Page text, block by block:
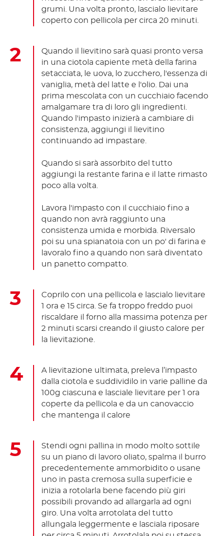
grumi. Una volta pronto, lascialo lievitare
coperto con pellicola per circa 20 minuti.
Quando il lievitino sarà quasi pronto versa
in una ciotola capiente metà della farina
setacciata, le uova, lo zucchero, l'essenza di
vaniglia, metà del latte e l'olio. Dai una
prima mescolata con un cucchiaio facendo
amalgamare tra di loro gli ingredienti.
Quando l'impasto inizierà a cambiare di
consistenza, aggiungi il lievitino
continuando ad impastare.
Quando si sarà assorbito del tutto
aggiungi la restante farina e il latte rimasto
poco alla volta.
Lavora l'impasto con il cucchiaio fino a
quando non avrà raggiunto una
consistenza umida e morbida. Riversalo
poi su una spianatoia con un po' di farina e
lavoralo fino a quando non sarà diventato
un panetto compatto.
Coprilo con una pellicola e lascialo lievitare
1 ora e 15 circa. Se fa troppo freddo puoi
riscaldare il forno alla massima potenza per
2 minuti scarsi creando il giusto calore per
la lievitazione.
A lievitazione ultimata, preleva l’impasto
dalla ciotola e suddividilo in varie palline da
100g ciascuna e lasciale lievitare per 1 ora
coperte da pellicola e da un canovaccio
che mantenga il calore
Stendi ogni pallina in modo molto sottile
su un piano di lavoro oliato, spalma il burro
precedentemente ammorbidito o usane
uno in pasta cremosa sulla superficie e
inizia a rotolarla bene facendo più giri
possibili provando ad allargarla ad ogni
giro. Una volta arrotolata del tutto
allungala leggermente e lasciala riposare